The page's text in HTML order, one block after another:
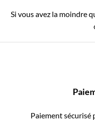
Si vous avez la moindre
Paiement sécurisé